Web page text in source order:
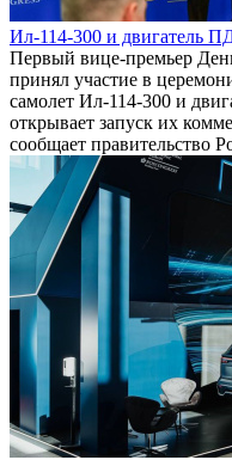
Ил-114-300 и двигатель
Первый вице-премьер
принял участие в
самолет Ил-114-300 и
открывает запуск их
сообщает правительство